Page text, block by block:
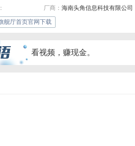
厂商： 海南头角信息科技有限公司
舰厅首页官网下载
看视频，赚现金。